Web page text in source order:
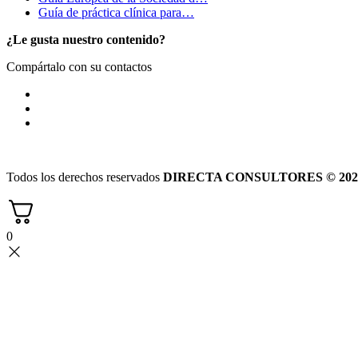
Guía de práctica clínica para…
¿Le gusta nuestro contenido?
Compártalo con su contactos
Todos los derechos reservados DIRECTA CONSULTORES ©
0